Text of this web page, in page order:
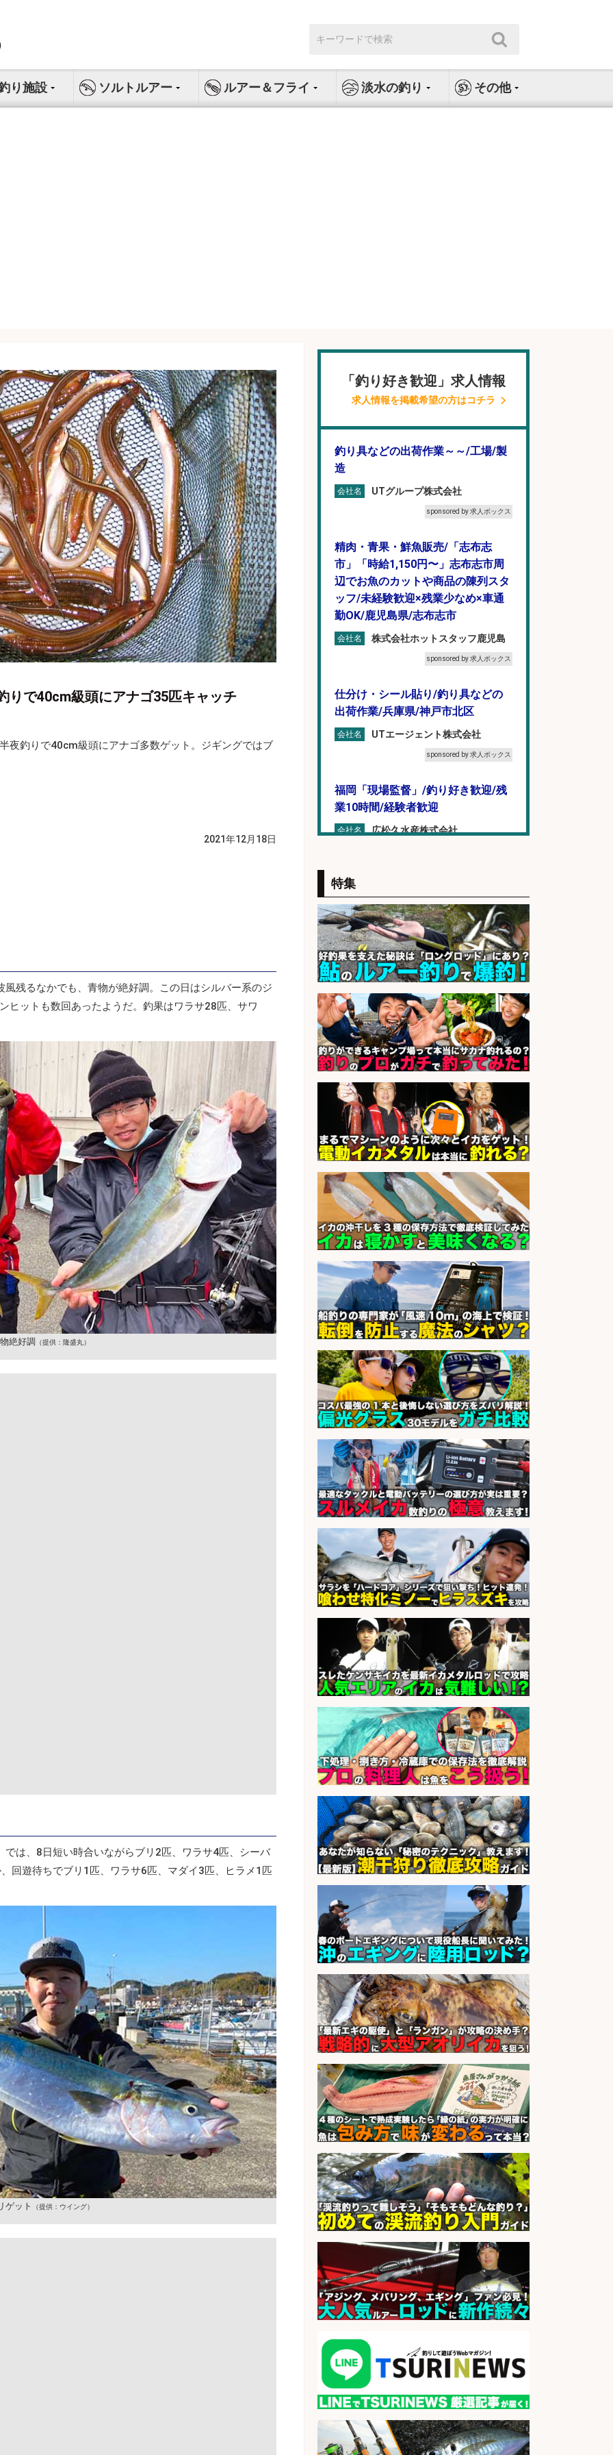
索:
り施設 ソルトルアー ルアー＆フライ 淡水の釣り その他
で40cm級頭にアナゴ35匹キャッチ
夜釣りで40cm級頭にアナゴ多数ゲット。ジギングではブ
2021年12月18日
風残るなかでも、青物が絶好調。この日はシルバー系のジ
ヒットも数回あったようだ。釣果はワラサ28匹、サワ
絶好調 （提供：隆盛丸）
では、8日短い時合いながらブリ2匹、ワラサ4匹、シーバ
回遊待ちでブリ1匹、ワラサ6匹、マダイ3匹、ヒラメ1匹
ゲット （提供：ウイング）
「釣り好き歓迎」求人情報
求人情報を掲載希望の方はコチラ
釣り具などの出荷作業～～/工場/製
造
会社名 UTグループ株式会社
sponsored by 求人ボックス
精肉・青果・鮮魚販売/「志布志
市」「時給1,150円〜」志布志市周
辺でお魚のカットや商品の陳列スタ
ッフ/未経験歓迎×残業少なめ×車通
勤OK/鹿児島県/志布志市
会社名 株式会社ホットスタッフ鹿児島
sponsored by 求人ボックス
仕分け・シール貼り/釣り具などの
出荷作業/兵庫県/神戸市北区
会社名 UTエージェント株式会社
sponsored by 求人ボックス
福岡「現場監督」/釣り好き歓迎/残
業10時間/経験者歓迎
会社名 広松久水産株式会社
精肉・青果・鮮魚販売/「志布志
市」お魚のカットや商品の陳列スタ
ッフ/志布志市/「時給1,150円〜」/
未経験歓迎×残業少なめ×車通勤OK/
鹿児島県
会社名 株式会社ホットスタッフ鹿児島
sponsored by 求人ボックス
営業事務/「大津市」「時給1,300
円」小野駅徒歩6分/釣り具メーカー
の物流事務・営業アシスタント/残
業なし×土日祝休み×大型連休あり/
滋賀県/大津市
会社名 株式会社ホットスタッフ滋賀
sponsored by 求人ボックス
営業事務/「大津市」「時給1,300
円」小野駅から徒歩6分/釣り具メー
カーの物流事務・営業アシスタン
ト/土日祝休み×大型連休あり×残業
なし/滋賀県/大津市
株式会社ホットスタッフ滋賀
sponsored by 求人ボックス
魚をさばける方必見「鮮魚部門スタ
会社名 株式会社旬
sponsored by 求人ボックス
日払いOKで即日収入/製造スタッフ/
「広島市佐伯区」「時給1,200円」
広島市佐伯区周辺でお魚のパック詰
めや品出しスタッフ/週4日〜OK×車
通勤OK×未経験歓迎/広島県/広島市
佐伯区
会社名 株式会社ホットスタッフ五日市
sponsored by 求人ボックス
日払いOKで即日収入/販売スタッフ/
「調理なし・軽作業スタート」お魚
のパック詰め&品出し/週4日から勤
務OK/希望休が取得できる/広島県
会社名 株式会社ホットスタッフ五日市
sponsored by 求人ボックス
さらに求人情報を見る
特集